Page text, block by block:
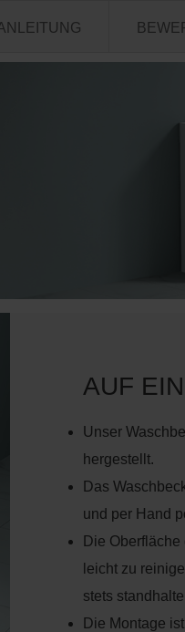
AUF
Unser
hergestellt.
Das
und per Hand
Die
leicht zu
stets
Die Montage